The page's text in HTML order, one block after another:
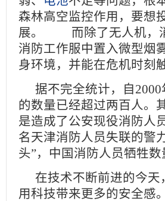
森林高空监控作用，要想
展。 而除了无人机，消
消防工作服中置入微型烟
身环境，并能在危机时刻
据不完全统计，自
的数量已经超过两百人。
是造成了公安现役消防人
名天津消防人员失联的警
头”，中国消防人员牺牲数
在技术不断前进的今
用科技带来更多的安全感。